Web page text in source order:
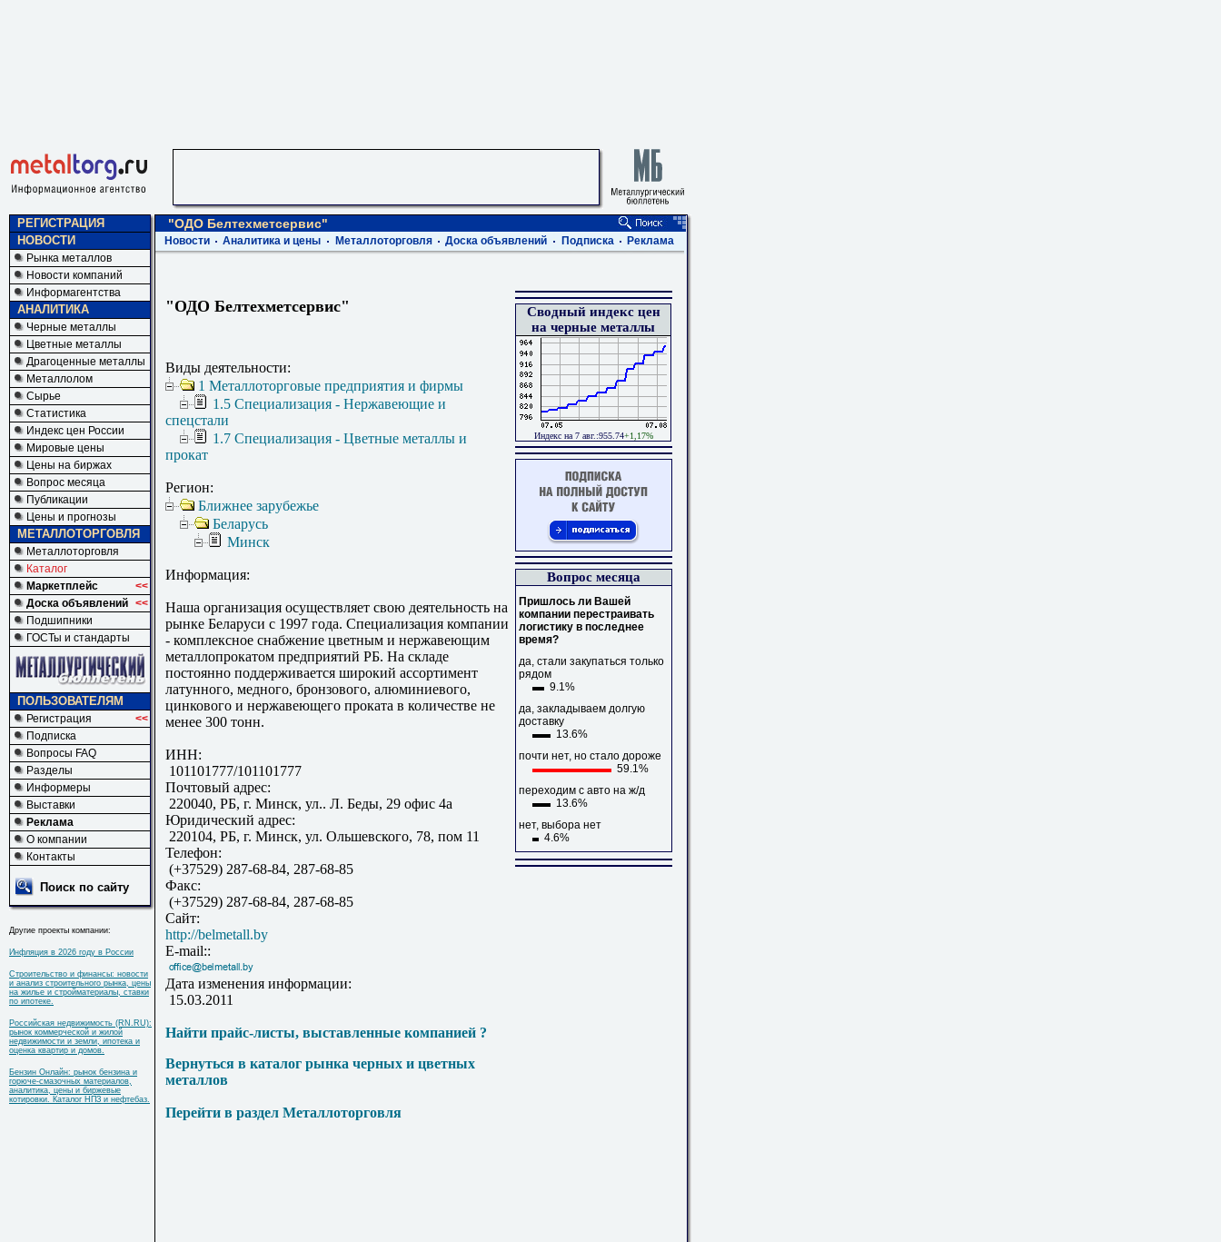
РЕГИСТРАЦИЯ
НОВОСТИ
Рынка металлов
Новости компаний
Информагентства
АНАЛИТИКА
Черные металлы
Цветные металлы
Драгоценные металлы
Металлолом
Сырье
Статистика
Индекс цен России
Мировые цены
Цены на биржах
Вопрос месяца
Публикации
Цены и прогнозы
МЕТАЛЛОТОРГОВЛЯ
Металлоторговля
Каталог
Маркетплейс
<<
Доска объявлений <<
Подшипники
ГОСТы и стандарты
ПОЛЬЗОВАТЕЛЯМ
Регистрация
<<
Подписка
Вопросы FAQ
Разделы
Информеры
Выставки
Реклама
О компании
Контакты
Поиск по сайту
Другие проекты компании:
Инфляция в 2026 году в России
Строительство и финансы: новости
и анализ строительного рынка, цены
на жилье и стройматериалы, ставки
по ипотеке.
Российская недвижимость (RN.RU):
рынок коммерческой и жилой
недвижимости и земли, ипотека и
оценка квартир и домов.
Бензин Онлайн: рынок бензина и
горюче-смазочных материалов,
аналитика, цены и биржевые
котировки. Каталог НПЗ и нефтебаз.
"ОДО Белтехметсервис"
Новости Аналитика и цены Металлоторговля Доска объявлений Подписка Реклама
"ОДО Белтехметсервис"
Виды деятельности:
1 Металлоторговые предприятия и фирмы
1.5 Специализация - Нержавеющие и
спецстали
1.7 Специализация - Цветные металлы и
прокат
Регион:
Ближнее зарубежье
Беларусь
Минск
Информация:
Наша организация осуществляет свою деятельность на
рынке Беларуси с 1997 года. Специализация компании
- комплексное снабжение цветным и нержавеющим
металлопрокатом предприятий РБ. На складе
постоянно поддерживается широкий ассортимент
латунного, медного, бронзового, алюминиевого,
цинкового и нержавеющего проката в количестве не
менее 300 тонн.
ИНН:
101101777/101101777
Почтовый адрес:
220040, РБ, г. Минск, ул.. Л. Беды, 29 офис 4а
Юридический адрес:
220104, РБ, г. Минск, ул. Ольшевского, 78, пом 11
Телефон:
(+37529) 287-68-84, 287-68-85
Факс:
(+37529) 287-68-84, 287-68-85
Сайт:
http://belmetall.by
E-mail::
Дата изменения информации:
15.03.2011
Найти прайс-листы, выставленные компанией ?
Вернуться в каталог рынка черных и цветных
металлов
Перейти в раздел Металлоторговля
Сводный индекс цен
на черные металлы
Индекс на 7 авг.:955.74+1,17%
Вопрос месяца
Пришлось ли Вашей
компании перестраивать
логистику в последнее
время?
да, стали закупаться только
рядом
9.1%
да, закладываем долгую
доставку
13.6%
почти нет, но стало дороже
59.1%
переходим с авто на ж/д
13.6%
нет, выбора нет
4.6%